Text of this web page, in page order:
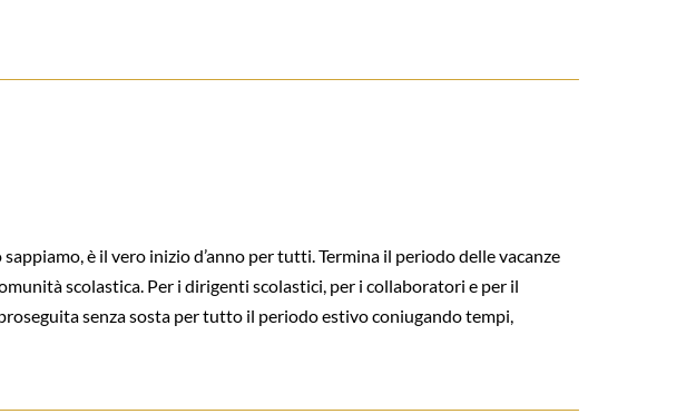
è il vero inizio d’anno per tutti. Termina il periodo delle vacanze
scolastica. Per i dirigenti scolastici, per i collaboratori e per il
senza sosta per tutto il periodo estivo coniugando tempi,